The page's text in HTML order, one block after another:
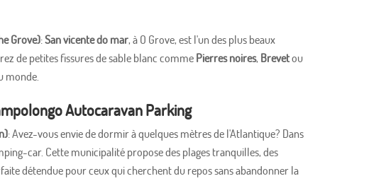
Grove):San vicente do mar, à O Grove, est l'un des plus beaux
de petites fissures de sable blanc comme Pierres noires, Brevetou
monde.
Autocaravan Parking
: Avez-vous envie de dormir à quelques mètres de l'Atlantique? Dans
car. Cette municipalité propose des plages tranquilles, des
détendue pour ceux qui cherchent du repos sans abandonner la